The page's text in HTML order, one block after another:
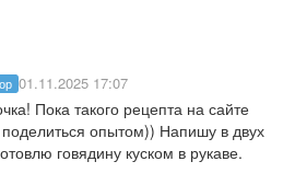
01.11.2025 17:07
Пока такого рецепта на сайте
поделиться опытом)) Напишу в двух
говядину куском в рукаве.